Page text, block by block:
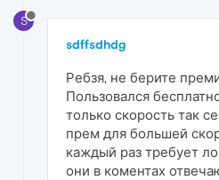
S
sdffsdhdg
Ребзя, не берите
Пользовался
только скорость так
прем для большей
каждый раз требует
они в коментах